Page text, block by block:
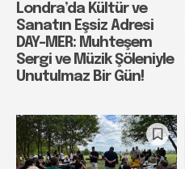
Londra’da Kültür ve
Sanatın Eşsiz Adresi
DAY-MER: Muhteşem
Sergi ve Müzik Şöleniyle
Unutulmaz Bir Gün!